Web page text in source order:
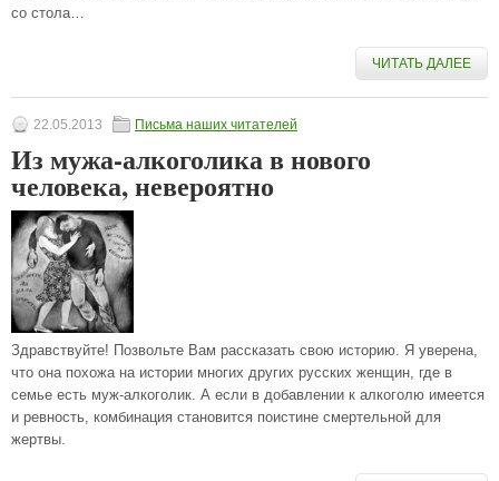
со стола…
ЧИТАТЬ ДАЛЕЕ
22.05.2013 Письма наших читателей
Из мужа-алкоголика в нового
человека, невероятно
Здравствуйте! Позвольте Вам рассказать свою историю. Я уверена,
что она похожа на истории многих других русских женщин, где в
семье есть муж-алкоголик. А если в добавлении к алкоголю имеется
и ревность, комбинация становится поистине смертельной для
жертвы.